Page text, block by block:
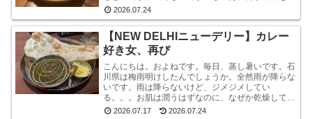
ているかと言われれば、何もしていません。いや、
2026.07.24
【NEW DELHIニューデリー】カレー
好き女、再び
こんにちは。およねです。毎日、蒸し暑いです。石
川県は梅雨明けしたんでしょうか。全然雨が降らな
いです。雨は降らないけど、ジメジメしてい
る。。。お肌は潤うはずなのに、なぜか乾燥してい
ます。しかも、おでこと片方のこめかみだけ。年
2026.07.17 2026.07.24